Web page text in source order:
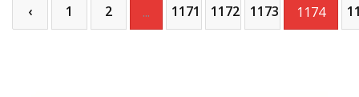
‹ 1 2 ... 1171 1172 1173 1174